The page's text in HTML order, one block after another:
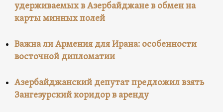
удерживаемых в Азербайджане в обмен на
карты минных полей
Важна ли Армения для Ирана: особенности
восточной дипломатии
Азербайджанский депутат предложил взять
Зангезурский коридор в аренду